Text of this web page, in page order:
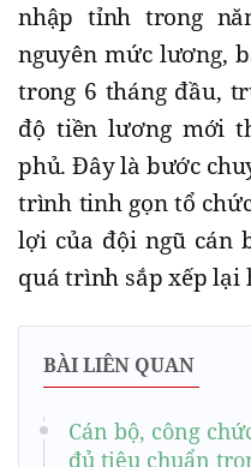
nhập tỉnh trong
nguyên mức lương,
trong 6 tháng đầu,
độ tiền lương mới
phủ. Đây là bước
trình tinh gọn tổ
lợi của đội ngũ cán
quá trình sắp xếp lại
BÀI LIÊN QUAN
Cán bộ, công
đủ tiêu chuẩn